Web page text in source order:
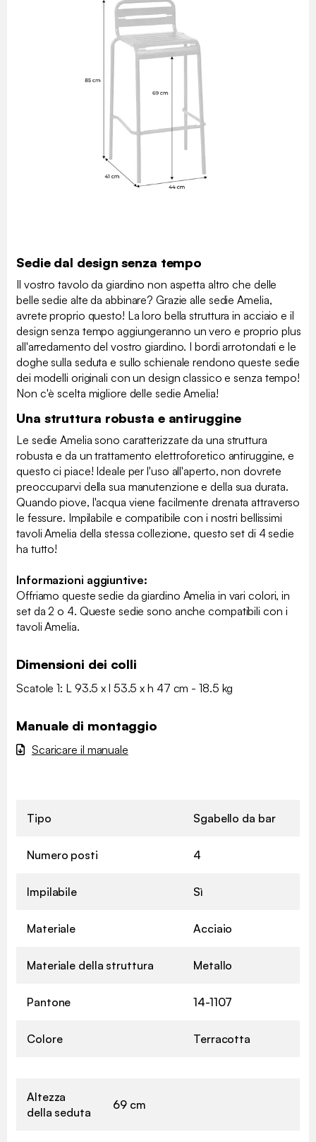
Sedie dal design senza tempo
Il vostro tavolo da giardino non aspetta altro che delle
belle sedie alte da abbinare? Grazie alle sedie Amelia,
avrete proprio questo! La loro bella struttura in acciaio e il
design senza tempo aggiungeranno un vero e proprio plus
all'arredamento del vostro giardino. I bordi arrotondati e le
doghe sulla seduta e sullo schienale rendono queste sedie
dei modelli originali con un design classico e senza tempo!
Non c'è scelta migliore delle sedie Amelia!
Una struttura robusta e antiruggine
Le sedie Amelia sono caratterizzate da una struttura
robusta e da un trattamento elettroforetico antiruggine, e
questo ci piace! Ideale per l'uso all'aperto, non dovrete
preoccuparvi della sua manutenzione e della sua durata.
Quando piove, l'acqua viene facilmente drenata attraverso
le fessure. Impilabile e compatibile con i nostri bellissimi
tavoli Amelia della stessa collezione, questo set di 4 sedie
ha tutto!
Informazioni aggiuntive:
Offriamo queste sedie da giardino Amelia in vari colori, in
set da 2 o 4. Queste sedie sono anche compatibili con i
tavoli Amelia.
Dimensioni dei colli
Scatole 1: L 93.5 x l 53.5 x h 47 cm - 18.5 kg
Manuale di montaggio
Scaricare il manuale
Tipo Sgabello da bar
Numero posti 4
Impilabile Sì
Materiale Acciaio
Materiale della struttura Metallo
Pantone 14-1107
Colore Terracotta
Altezza
della seduta
69 cm